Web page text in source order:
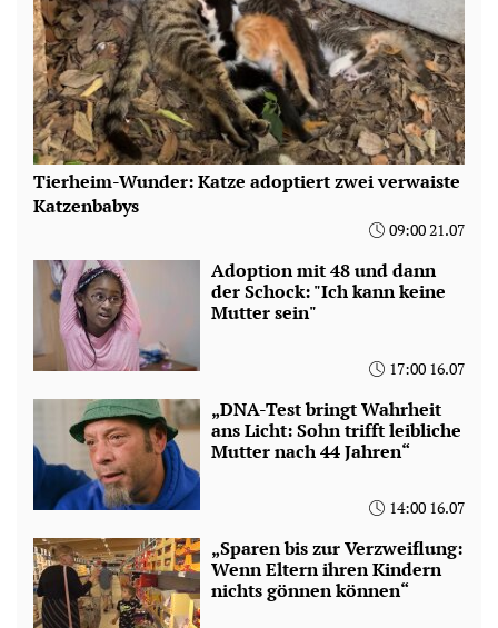
Tierheim-Wunder: Katze adoptiert zwei verwaiste
Katzenbabys
09:00 21.07
Adoption mit 48 und dann
der Schock: "Ich kann keine
Mutter sein"
17:00 16.07
„DNA-Test bringt Wahrheit
ans Licht: Sohn trifft leibliche
Mutter nach 44 Jahren“
14:00 16.07
„Sparen bis zur Verzweiflung:
Wenn Eltern ihren Kindern
nichts gönnen können“